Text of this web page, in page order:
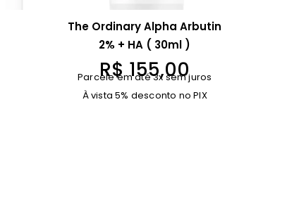
The Ordinary Alpha Arbutin
2% + HA ( 30ml )
R$155,00
Parcele em até 3x sem juros
À vista 5% desconto no PIX